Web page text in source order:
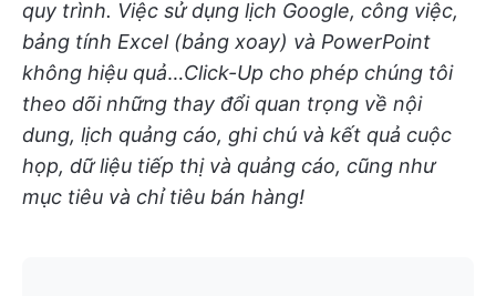
quy trình. Việc sử dụng lịch Google, công việc,
bảng tính Excel (bảng xoay) và PowerPoint
không hiệu quả…Click-Up cho phép chúng tôi
theo dõi những thay đổi quan trọng về nội
dung, lịch quảng cáo, ghi chú và kết quả cuộc
họp, dữ liệu tiếp thị và quảng cáo, cũng như
mục tiêu và chỉ tiêu bán hàng!